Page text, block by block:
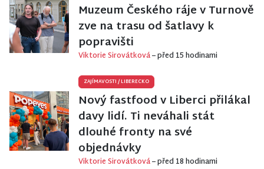
Muzeum Českého ráje v Turnově
zve na trasu od šatlavy k
popravišti
Viktorie Sirovátková– před 15 hodinami
ZAJÍMAVOSTI /LIBERECKO
Nový fastfood v Liberci přilákal
davy lidí. Ti neváhali stát
dlouhé fronty na své
objednávky
Viktorie Sirovátková– před 18 hodinami